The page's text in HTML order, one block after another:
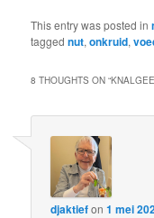
This entry was posted in
taggednut,onkruid,
8 THOUGHTS ON “
djaktiefon1 mei